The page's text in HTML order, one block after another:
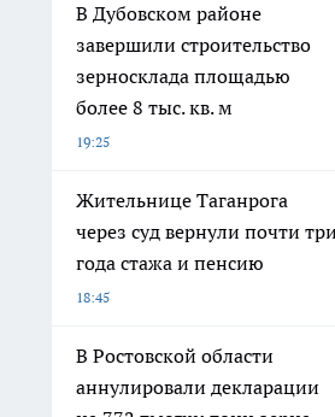
В Дубовском районе
завершили строительство
зерносклада площадью
более 8 тыс. кв. м
19:25
Жительнице Таганрога
через суд вернули почти три
года стажа и пенсию
18:45
В Ростовской области
аннулировали декларации